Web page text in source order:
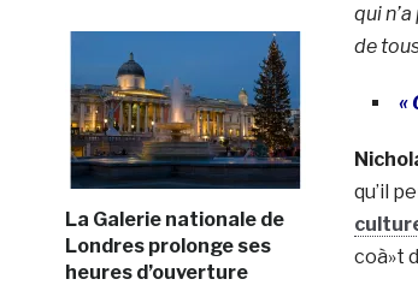
La Galerie nationale de
Londres prolonge ses
heures d’ouverture
qui
de
«
qu’il
coà»t